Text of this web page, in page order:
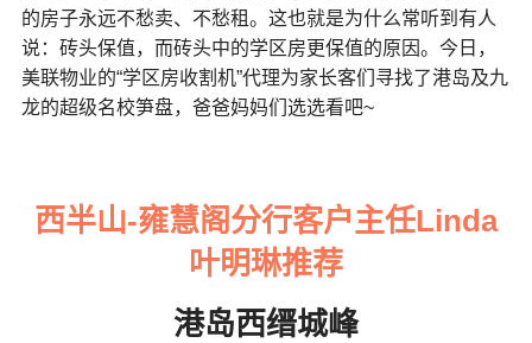
的房子永远不愁卖、不愁租。这也就是为什么常听到有人
说：砖头保值，而砖头中的学区房更保值的原因。今日，
美联物业的“学区房收割机”代理为家长客们寻找了港岛及九
龙的超级名校笋盘，爸爸妈妈们选选看吧~
西半山-雍慧阁分行客户主任Linda
叶明琳推荐
港岛西缙城峰